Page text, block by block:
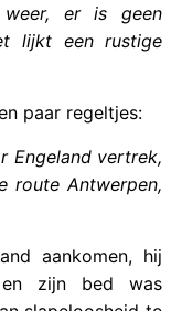
er is geen
lijkt een rustige
paar regeltjes:
Engeland vertrek,
route Antwerpen,
aankomen, hij
zijn bed was